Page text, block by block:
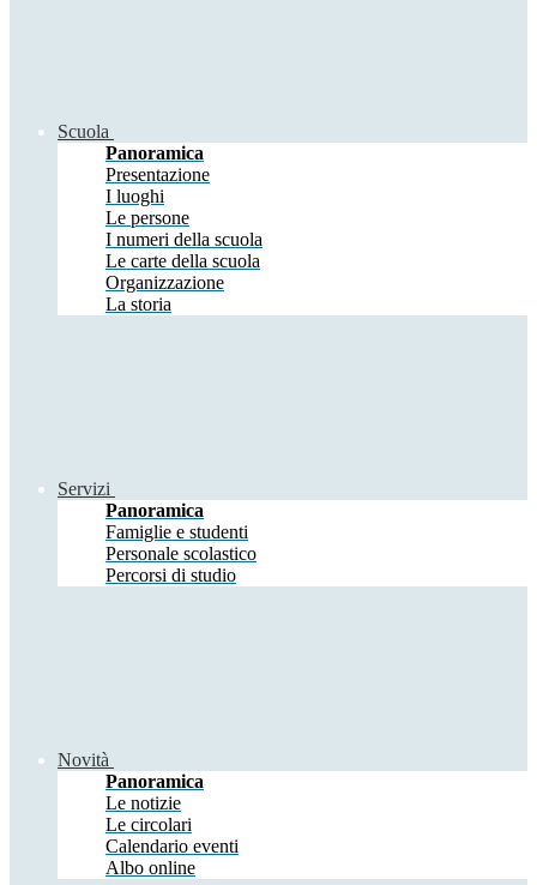
Scuola
Panoramica
Presentazione
I luoghi
Le persone
I numeri della scuola
Le carte della scuola
Organizzazione
La storia
Servizi
Panoramica
Famiglie e studenti
Personale scolastico
Percorsi di studio
Novità
Panoramica
Le notizie
Le circolari
Calendario eventi
Albo online